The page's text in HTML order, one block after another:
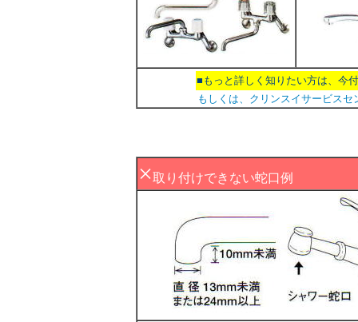
■もっと詳しく知りたい方は、今
もしくは、クリンスイサービスセ
×取り付けできない蛇口例